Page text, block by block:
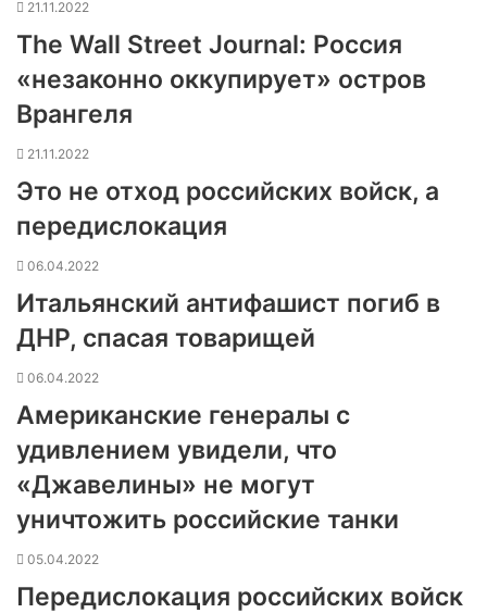
21.11.2022
The Wall Street Journal: Россия
«незаконно оккупирует» остров
Врангеля
21.11.2022
Это не отход российских войск, а
передислокация
06.04.2022
Итальянский антифашист погиб в
ДНР, спасая товарищей
06.04.2022
Американские генералы с
удивлением увидели, что
«Джавелины» не могут
уничтожить российские танки
05.04.2022
Передислокация российских войск